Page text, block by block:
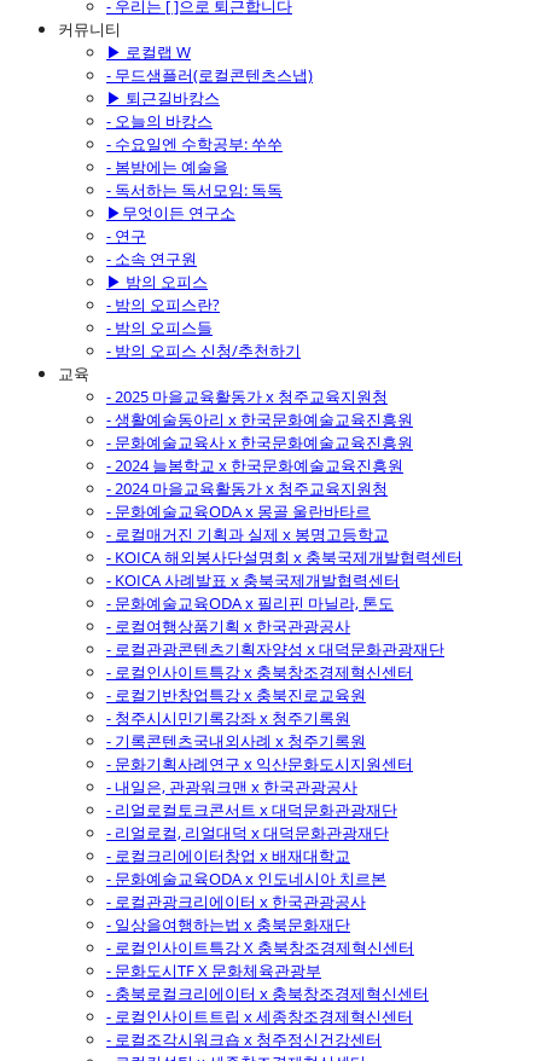
- 우리는 [ ]으로 퇴근합니다
커뮤니티
▶ 로컬랩 W
- 무드샘플러(로컬콘텐츠스냅)
▶ 퇴근길바캉스
- 오늘의 바캉스
- 수요일엔 수학공부: 쑤쑤
- 봄밤에는 예술을
- 독서하는 독서모임: 독독
▶무엇이든 연구소
- 연구
- 소속 연구원
▶ 밤의 오피스
- 밤의 오피스란?
- 밤의 오피스들
- 밤의 오피스 신청/추천하기
교육
- 2025 마을교육활동가 x 청주교육지원청
- 생활예술동아리 x 한국문화예술교육진흥원
- 문화예술교육사 x 한국문화예술교육진흥원
- 2024 늘봄학교 x 한국문화예술교육진흥원
- 2024 마을교육활동가 x 청주교육지원청
- 문화예술교육ODA x 몽골 울란바타르
- 로컬매거진 기획과 실제 x 봉명고등학교
- KOICA 해외봉사단설명회 x 충북국제개발협력센터
- KOICA 사례발표 x 충북국제개발협력센터
- 문화예술교육ODA x 필리핀 마닐라, 톤도
- 로컬여행상품기획 x 한국관광공사
- 로컬관광콘텐츠기획자양성 x 대덕문화관광재단
- 로컬인사이트특강 x 충북창조경제혁신센터
- 로컬기반창업특강 x 충북진로교육원
- 청주시시민기록강좌 x 청주기록원
- 기록콘텐츠국내외사례 x 청주기록원
- 문화기획사례연구 x 익산문화도시지원센터
- 내일은, 관광워크맨 x 한국관광공사
- 리얼로컬토크콘서트 x 대덕문화관광재단
- 리얼로컬, 리얼대덕 x 대덕문화관광재단
- 로컬크리에이터창업 x 배재대학교
- 문화예술교육ODA x 인도네시아 치르본
- 로컬관광크리에이터 x 한국관광공사
- 일상을여행하는법 x 충북문화재단
- 로컬인사이트특강 X 충북창조경제혁신센터
- 문화도시TF X 문화체육관광부
- 충북로컬크리에이터 x 충북창조경제혁신센터
- 로컬인사이트트립 x 세종창조경제혁신센터
- 로컬조각시워크숍 x 청주정신건강센터